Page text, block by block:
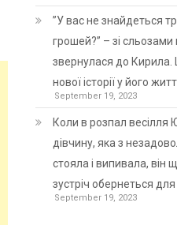
”У вас не знайдеться
грошей?” – зі
звернулася до Кирила.
нової історії у його
September 19, 2023
Коли в розпал весілля
дівчину, яка з
стояла і випивала, він
зустріч обернеться для
September 19, 2023